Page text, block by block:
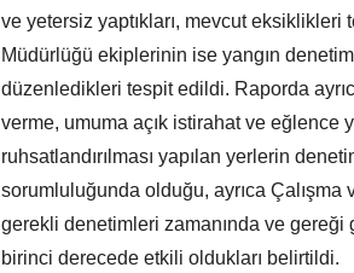
ve yetersiz yaptıkları, mevcut
Müdürlüğü ekiplerinin ise yangın
düzenledikleri tespit edildi. Raporda
verme, umuma açık istirahat ve eğlence
ruhsatlandırılması yapılan yerlerin
sorumluluğunda olduğu, ayrıca
gerekli denetimleri zamanında ve gereği
birinci derecede etkili oldukları belirtildi.